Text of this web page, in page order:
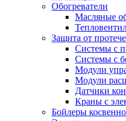
Обогреватели
Масляные
Защита от
Системы с
Системы с
Модули
Модули
Датчики
Краны с
Бойлеры